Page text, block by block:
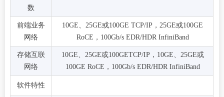
数
前端业务
网络
10GE、25GE或100GE TCP/IP，25GE或100GE
RoCE，100Gb/s EDR/HDR InfiniBand
存储互联
网络
10GE、25GE或100GETCP/IP，10GE、25GE或
100GE RoCE，100Gb/s EDR/HDR InfiniBand
软件特性